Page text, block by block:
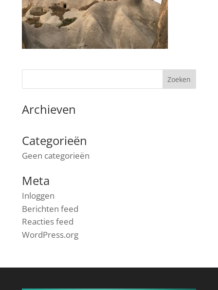
Archieven
Categorieën
Geen categorieën
Meta
Inloggen
Berichten feed
Reacties feed
WordPress.org